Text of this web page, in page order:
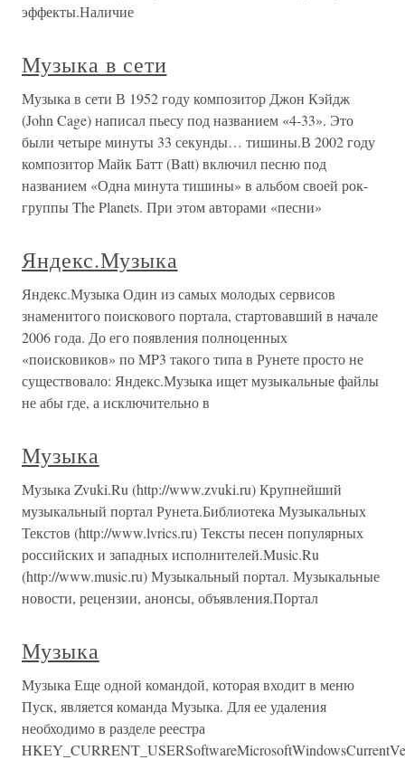
эффекты.Наличие
Музыка в сети
Музыка в сети В 1952 году композитор Джон Кэйдж
(John Cage) написал пьесу под названием «4-33». Это
были четыре минуты 33 секунды… тишины.В 2002 году
композитор Майк Батт (Batt) включил песню под
названием «Одна минута тишины» в альбом своей рок-
группы The Planets. При этом авторами «песни»
Яндекс.Музыка
Яндекс.Музыка Один из самых молодых сервисов
знаменитого поискового портала, стартовавший в начале
2006 года. До его появления полноценных
«поисковиков» по MP3 такого типа в Рунете просто не
существовало: Яндекс.Музыка ищет музыкальные файлы
не абы где, а исключительно в
Музыка
Музыка Zvuki.Ru (http://www.zvuki.ru) Крупнейший
музыкальный портал Рунета.Библиотека Музыкальных
Текстов (http://www.lvrics.ru) Тексты песен популярных
российских и западных исполнителей.Music.Ru
(http://www.music.ru) Музыкальный портал. Музыкальные
новости, рецензии, анонсы, объявления.Портал
Музыка
Музыка Еще одной командой, которая входит в меню
Пуск, является команда Музыка. Для ее удаления
необходимо в разделе реестра